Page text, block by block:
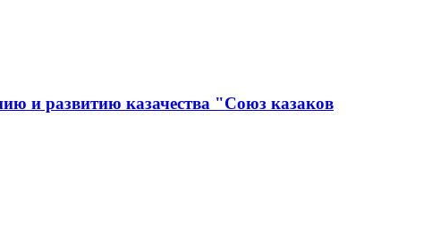
и развитию казачества "Союз казаков